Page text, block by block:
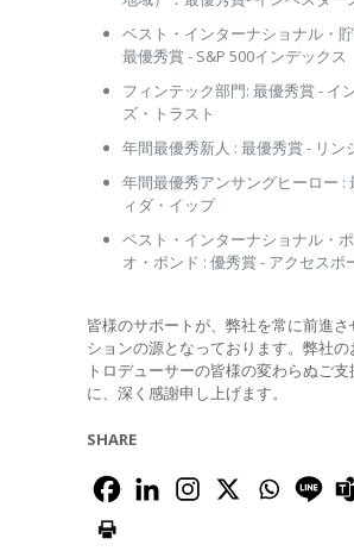
ベスト・インターナショナル・
最優秀賞 - S&P 500インデックス
フィンテック部門: 最優秀賞 - イ
ズ・トラスト
年間最優秀新人 : 最優秀賞 - リン
年間最優秀アンサングヒーロー :
ィダ・イップ
ベスト・インターナショナル・
オ・ボンド : 優秀賞 - アクセスポ
皆様のサポートが、弊社を常に前進
ションの源となっております。弊社
トロデューサーの皆様の変わらぬご
に、深く感謝申し上げます。
SHARE